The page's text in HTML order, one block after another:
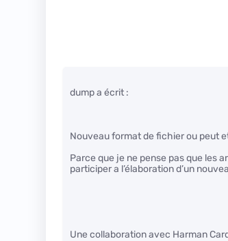
dump a écrit :
Nouveau format de fichier ou peut
Parce que je ne pense pas que les
participer a l’élaboration d’un
Une collaboration avec Harman